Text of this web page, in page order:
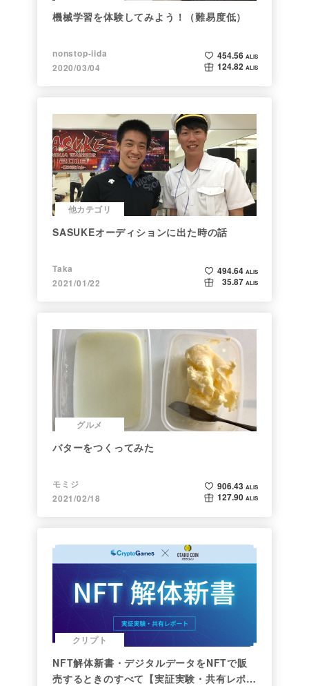
機械学習を体験してみよう！（難易度低）
nonstop-iida
2020/03/04
454.56 ALIS
124.82 ALIS
他カテゴリ
SASUKEオーディションに出た時の話
Taka
2021/01/22
494.64 ALIS
35.87 ALIS
グルメ
バターをつくってみた
モミジ
2021/02/18
906.43 ALIS
127.90 ALIS
クリプト
NFT解体新書・デジタルデータをNFTで販
売するときのすべて【実証実験・共有レポー